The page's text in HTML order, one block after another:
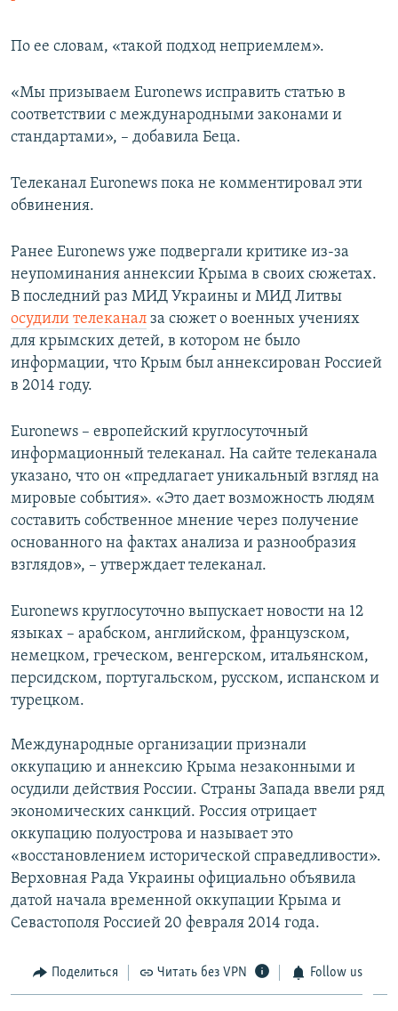
По ее словам, «такой подход неприемлем».
«Мы призываем Euronews исправить статью в
соответствии с международными законами и
стандартами», – добавила Беца.
Телеканал Euronews пока не комментировал эти
обвинения.
Ранее Euronews уже подвергали критике из-за
неупоминания аннексии Крыма в своих сюжетах.
В последний раз МИД Украины и МИД Литвы
осудили телеканал за сюжет о военных учениях
для крымских детей, в котором не было
информации, что Крым был аннексирован Россией
в 2014 году.
Euronews – европейский круглосуточный
информационный телеканал. На сайте телеканала
указано, что он «предлагает уникальный взгляд на
мировые события». «Это дает возможность людям
составить собственное мнение через получение
основанного на фактах анализа и разнообразия
взглядов», – утверждает телеканал.
Euronews круглосуточно выпускает новости на 12
языках – арабском, английском, французском,
немецком, греческом, венгерском, итальянском,
персидском, португальском, русском, испанском и
турецком.
Международные организации признали
оккупацию и аннексию Крыма незаконными и
осудили действия России. Страны Запада ввели ряд
экономических санкций. Россия отрицает
оккупацию полуострова и называет это
«восстановлением исторической справедливости».
Верховная Рада Украины официально объявила
датой начала временной оккупации Крыма и
Севастополя Россией 20 февраля 2014 года.
Поделиться Читать без VPN Follow us